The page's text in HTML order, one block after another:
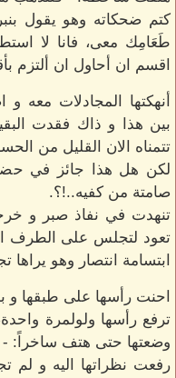
كتم ضحكاته وهو يقول
طَعَامِك معى، فانا لا
اقسم ان أحاول ان ألتزم
أنهكتها المجادلات معه و
بين هذا و ذاك فقدت
تتمناه الان القليل من
لكن هل هذا جائز في
صامتة من كفيه..!؟.
تنهدت في نفاذ صبر و
تعود لتجلس على الطرف
ابتسامة انتصار وهو
احنت رأسها على طبقها و
ترفع رأسها ولولمرة
وضعتها حتى هتف ساخراً: -
رفعت نظراتها اليه و